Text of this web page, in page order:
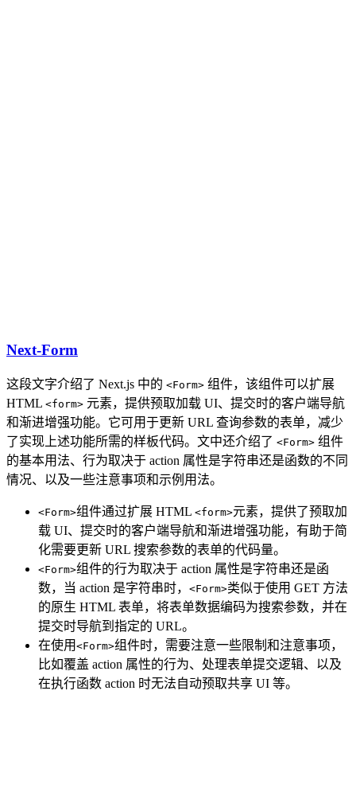
Next-Form
这段文字介绍了 Next.js 中的 <Form> 组件，该组件可以扩展
HTML <form> 元素，提供预取加载 UI、提交时的客户端导航
和渐进增强功能。它可用于更新 URL 查询参数的表单，减少
了实现上述功能所需的样板代码。文中还介绍了 <Form> 组件
的基本用法、行为取决于 action 属性是字符串还是函数的不同
情况、以及一些注意事项和示例用法。
<Form>组件通过扩展 HTML <form>元素，提供了预取加
载 UI、提交时的客户端导航和渐进增强功能，有助于简
化需要更新 URL 搜索参数的表单的代码量。
<Form>组件的行为取决于 action 属性是字符串还是函
数，当 action 是字符串时， <Form>类似于使用 GET 方法
的原生 HTML 表单，将表单数据编码为搜索参数，并在
提交时导航到指定的 URL。
在使用 <Form>组件时，需要注意一些限制和注意事项，
比如覆盖 action 属性的行为、处理表单提交逻辑、以及
在执行函数 action 时无法自动预取共享 UI 等。